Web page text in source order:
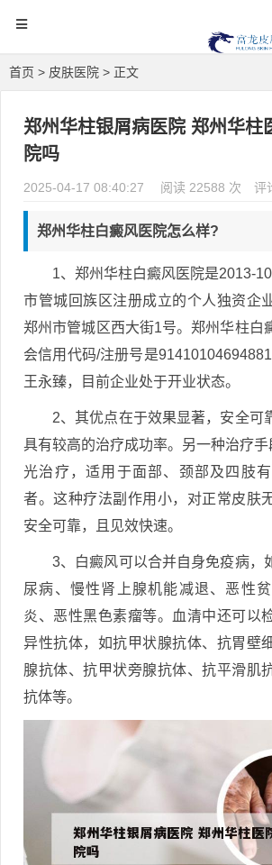
首页 > 皮肤医院 > 正文
郑州华柱银屑病医院 郑州华柱
院吗
2025-04-17 08:40:27 阅读 22588 次 评
郑州华柱白癜风医院怎么样?
1、郑州华柱白癜风医院是2013-
市管城回族区注册成立的个人独资企
郑州市管城区西大街1号。郑州华柱白
会信用代码/注册号是
王永臻，目前企业处于开业状态。
2、其优点在于效果显著，安全可
具有较高的治疗成功率。另一种治疗
光治疗，适用于面部、颈部及四肢
者。这种疗法副作用小，对正常皮肤
安全可靠，且见效快速。
3、白癜风可以合并自身免疫病，
尿病、慢性肾上腺机能减退、恶性
炎、恶性黑色素瘤等。血清中还可以
异性抗体，如抗甲状腺抗体、抗胃壁
腺抗体、抗甲状旁腺抗体、抗平滑肌
抗体等。